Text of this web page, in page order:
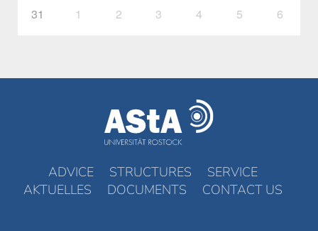
31 1 2 3 4 5 6
ADVICE STRUCTURES
SERVICE
AKTUELLES
DOCUMENTS CONTACT US